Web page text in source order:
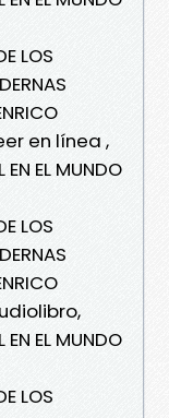
LOS
en línea ,
EL MUNDO
LOS
EL MUNDO
LOS